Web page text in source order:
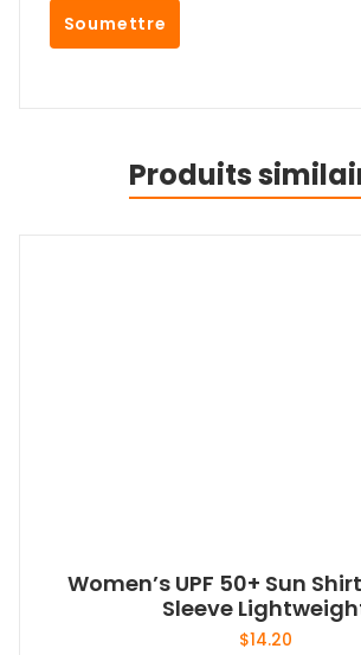
Produits
Women’s UPF 50+ Sun
Sleeve
$14.20